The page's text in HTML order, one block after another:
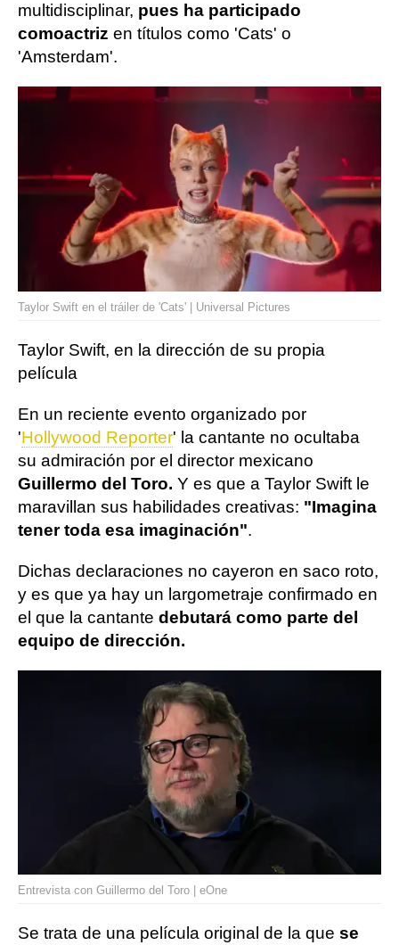
multidisciplinar, pues ha participado
comoactriz en títulos como 'Cats' o
'Amsterdam'.
Taylor Swift en el tráiler de 'Cats' | Universal Pictures
Taylor Swift, en la dirección de su propia
película
En un reciente evento organizado por
'Hollywood Reporter' la cantante no ocultaba
su admiración por el director mexicano
Guillermo del Toro. Y es que a Taylor Swift le
maravillan sus habilidades creativas: "Imagina
tener toda esa imaginación".
Dichas declaraciones no cayeron en saco roto,
y es que ya hay un largometraje confirmado en
el que la cantante debutará como parte del
equipo de dirección.
Entrevista con Guillermo del Toro | eOne
Se trata de una película original de la que se